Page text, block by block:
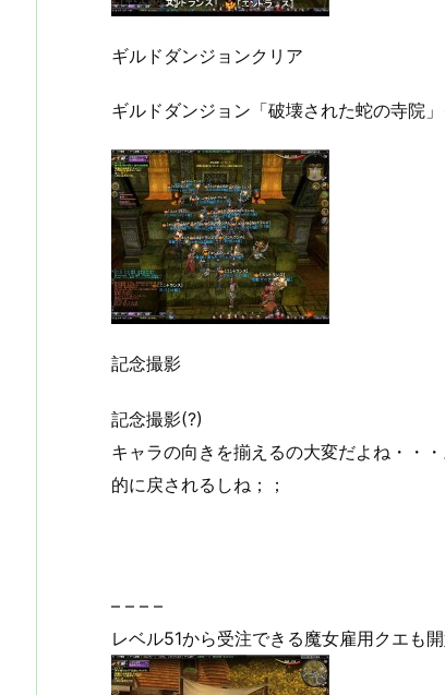
ギルドダンジョンクリア
ギルドダンジョン「破壊された蛇の寺院」
記念撮影
記念撮影(?)
キャラの向きを揃えるの大変だよね・・
的に戻されるしね；；
– – – –
レベル51から受注できる魔女雇用クエも開